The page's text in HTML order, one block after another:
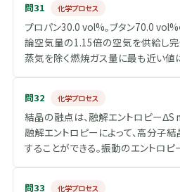
度、N p ：動力数。
問31 化学プロセス
プロパン30.0 vol%。ブタン70.0
論空気量の1.15倍の空気を供給し完
蒸気を除く燃焼ガス量に最も近い値
焼ガスはともに0℃、100 kPaの条件
21.0 vol%、79.0 vol%とし、各元素の
O=16とする。
問32 化学プロセス
結晶の融点は、融解エントロピーΔS
融解エントロピーによって、高分子
することができる。振動のエントロ
は小さく無視することにし、コンフォ
問33 化学プロセス